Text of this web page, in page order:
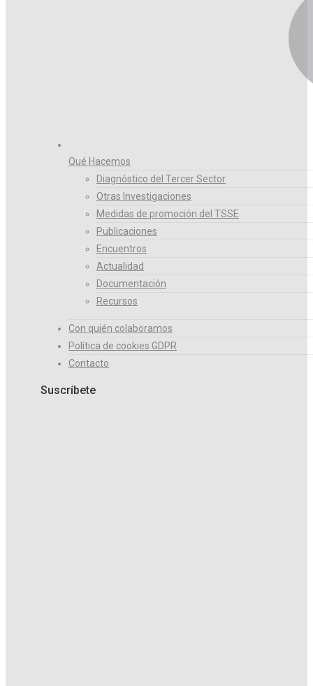
Qué Hacemos
Diagnóstico del Tercer Sector
Otras Investigaciones
Medidas de promoción del TSSE
Publicaciones
Encuentros
Actualidad
Documentación
Recursos
Con quién colaboramos
Política de cookies GDPR
Contacto
Suscríbete